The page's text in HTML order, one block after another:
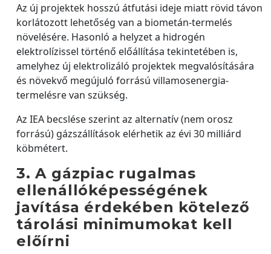
Az új projektek hosszú átfutási ideje miatt rövid távon
korlátozott lehetőség van a biometán-termelés
növelésére. Hasonló a helyzet a hidrogén
elektrolízissel történő előállítása tekintetében is,
amelyhez új elektrolizáló projektek megvalósítására
és növekvő megújuló forrású villamosenergia-
termelésre van szükség.
Az IEA becslése szerint az alternatív (nem orosz
forrású) gázszállítások elérhetik az évi 30 milliárd
köbmétert.
3. A gázpiac rugalmas
ellenállóképességének
javítása érdekében kötelező
tárolási minimumokat kell
előírni